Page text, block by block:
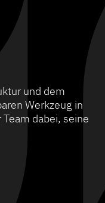
und dem
Werkzeug in
dabei, seine